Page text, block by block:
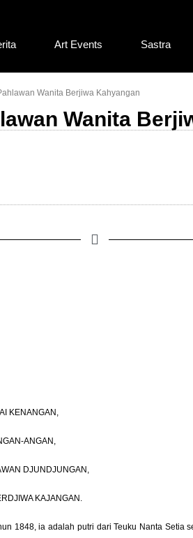
Art Events Sastra
Wanita Berjiwa Kahyangan
Wanita
KAJANGAN.
1848, ia adalah putri dari Teuku Nanta Setia